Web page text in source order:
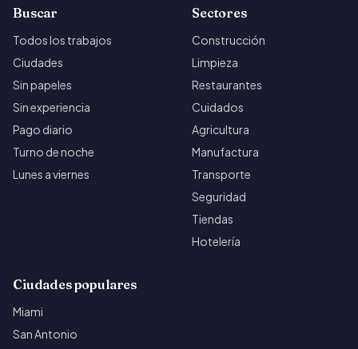
Buscar
Todos los trabajos
Ciudades
Sin papeles
Sin experiencia
Pago diario
Turno de noche
Lunes a viernes
Sectores
Construcción
Limpieza
Restaurantes
Cuidados
Agricultura
Manufactura
Transporte
Seguridad
Tiendas
Hotelería
Ciudades populares
Miami
San Antonio